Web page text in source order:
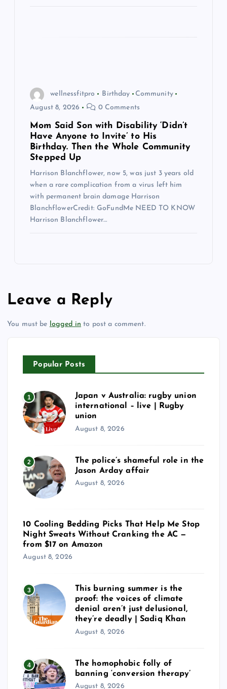
wellnessfitpro Birthday
Community
August 8, 2026
0 Comments
Mom Said Son with Disability ‘Didn’t
Have Anyone to Invite’ to His
Birthday. Then the Whole Community
Stepped Up
Harrison Blanchflower, now 5, was just 3 years old
when a rare complication from a virus left him
with permanent brain damage Harrison
BlanchflowerCredit: GoFundMe NEED TO KNOW
Harrison Blanchflower…
Leave a Reply
You must be logged in to post a comment.
Popular Posts
1
Japan v Australia: rugby union
international – live | Rugby
union
August 8, 2026
2
The police’s shameful role in the
Jason Arday affair
August 8, 2026
10 Cooling Bedding Picks That Help Me Stop
Night Sweats Without Cranking the AC —
from $17 on Amazon
August 8, 2026
3
This burning summer is the
proof: the voices of climate
denial aren’t just delusional,
they’re deadly | Sadiq Khan
August 8, 2026
4
The homophobic folly of
banning ‘conversion therapy’
August 8, 2026